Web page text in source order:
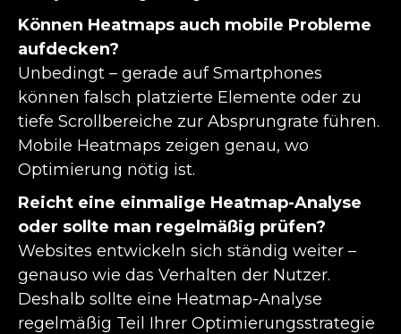
Können Heatmaps auch mobile Probleme
aufdecken?
Unbedingt – gerade auf Smartphones
können falsch platzierte Elemente oder zu
tiefe Scrollbereiche zur Absprungrate führen.
Mobile Heatmaps zeigen genau, wo
Optimierung nötig ist.
Reicht eine einmalige Heatmap-Analyse
oder sollte man regelmäßig prüfen?
Websites entwickeln sich ständig weiter –
genauso wie das Verhalten der Nutzer.
Deshalb sollte eine Heatmap-Analyse
regelmäßig Teil Ihrer Optimierungsstrategie